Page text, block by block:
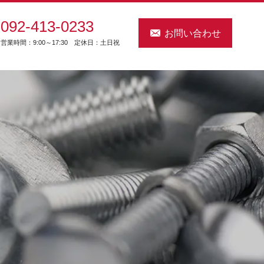
092-413-0233
営業時間：9:00～17:30 定休日：土日祝
お問い合わせ